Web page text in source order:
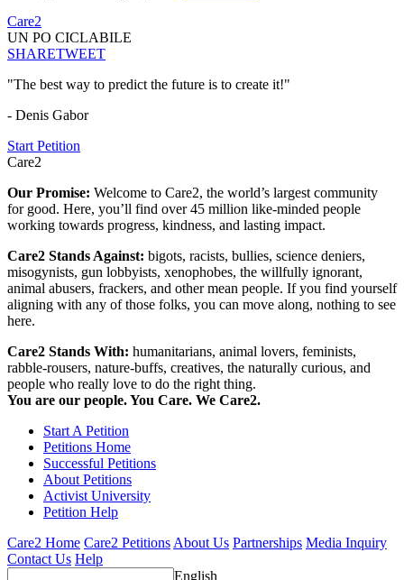
Care2
UN PO CICLABILE
SHARETWEET
"The best way to predict the future is to create it!"
- Denis Gabor
Start Petition
Care2
Our Promise: Welcome to Care2, the world’s largest community
for good. Here, you’ll find over 45 million like-minded people
working towards progress, kindness, and lasting impact.
Care2 Stands Against: bigots, racists, bullies, science deniers,
misogynists, gun lobbyists, xenophobes, the willfully ignorant,
animal abusers, frackers, and other mean people. If you find yourself
aligning with any of those folks, you can move along, nothing to see
here.
Care2 Stands With: humanitarians, animal lovers, feminists,
rabble-rousers, nature-buffs, creatives, the naturally curious, and
people who really love to do the right thing.
You are our people. You Care. We Care2.
Start A Petition
Petitions Home
Successful Petitions
About Petitions
Activist University
Petition Help
Care2 Home Care2 PetitionsAbout Us Partnerships Media Inquiry
Contact Us Help
English